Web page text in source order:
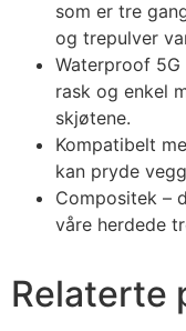
som er tre
og trepulver
Waterproof
rask og enkel
skjøtene.
Kompatibelt
kan pryde
Compositek –
våre herdede
Relaterte